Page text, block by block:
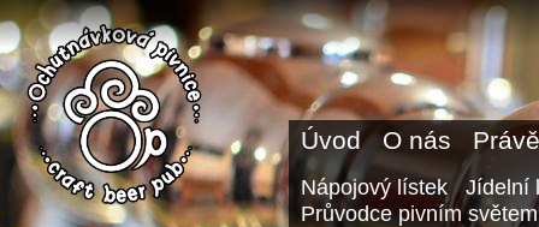
Úvod O nás
Nápojový lístek
Jídelní
Průvodce pivním světem